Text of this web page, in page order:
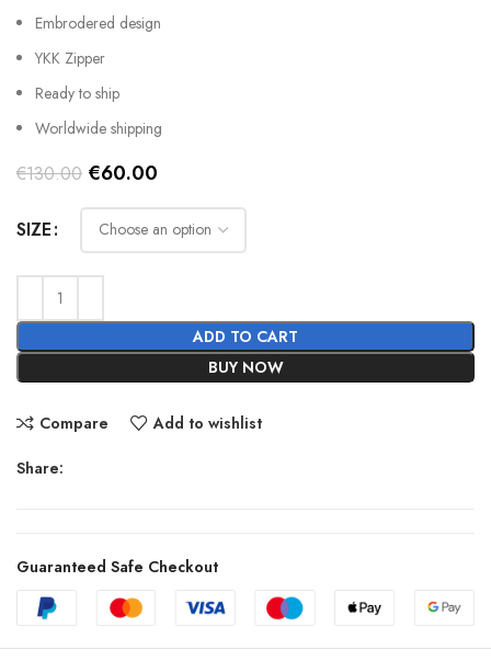
Embrodered design
YKK Zipper
Ready to ship
Worldwide shipping
€130.00 Original
was:
€130.00.
€60.00
is:
€60.00.
SIZE
ADD TO CART
BUY NOW
Compare Add to wishlist
Share:
Guaranteed Safe Checkout